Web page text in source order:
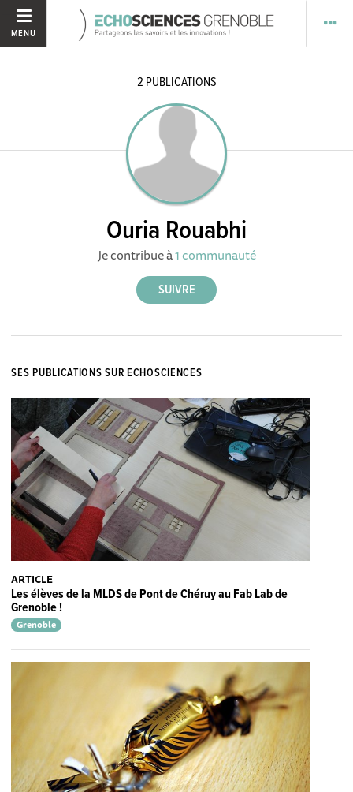
MENU
2 PUBLICATIONS
Ouria Rouabhi
Je contribue à1 communauté
SES PUBLICATIONS SUR ECHOSCIENCES
ARTICLE
Les élèves de la MLDS de Pont de Chéruy au Fab Lab de
Grenoble !
Grenoble